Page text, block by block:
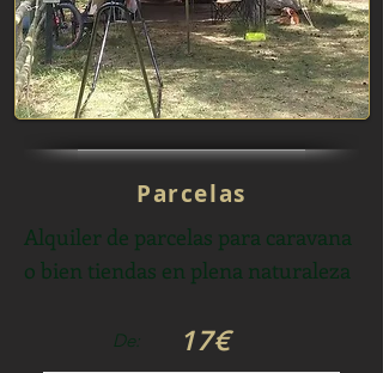
Parcelas
Alquiler de parcelas para caravana
o bien tiendas en plena naturaleza
De: 17€